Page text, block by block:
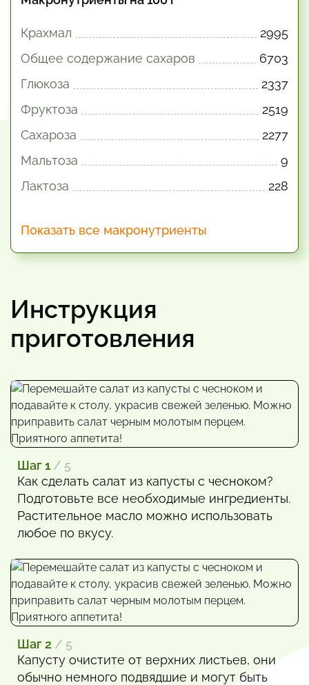
Крахмал
2995
Общее содержание сахаров
6703
Глюкоза
2337
Фруктоза
2519
Сахароза
2277
Мальтоза
9
Лактоза
228
Показать все макронутриенты
Инструкция
приготовления
Шаг 1 / 5
Как сделать салат из капусты с чесноком?
Подготовьте все необходимые ингредиенты.
Растительное масло можно использовать
любое по вкусу.
Шаг 2 / 5
Капусту очистите от верхних листьев, они
обычно немного подвядшие и могут быть